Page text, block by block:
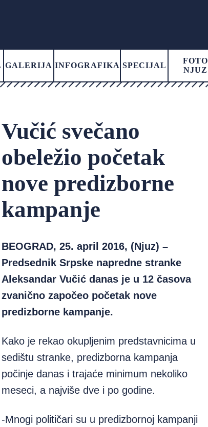
GALERIJA INFOGRAFIKA SPECIJAL
FOTO
NJUZ
Vučić svečano
obeležio početak
nove predizborne
kampanje
BEOGRAD, 25. april 2016, (Njuz) –
Predsednik Srpske napredne stranke
Aleksandar Vučić danas je u 12 časova
zvanično započeo početak nove
predizborne kampanje.
Kako je rekao okupljenim predstavnicima u
sedištu stranke, predizborna kampanja
počinje danas i trajaće minimum nekoliko
meseci, a najviše dve i po godine.
-Mnogi političari su u predizbornoj kampanji